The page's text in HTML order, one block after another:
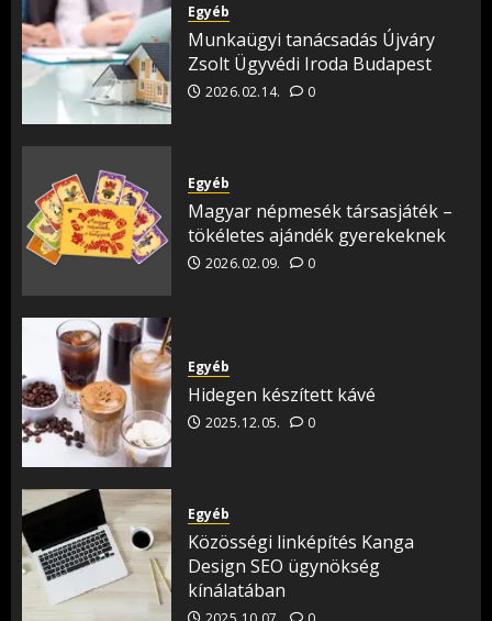
Egyéb
Munkaügyi tanácsadás Újváry
Zsolt Ügyvédi Iroda Budapest
2026.02.14. 0
Egyéb
Magyar népmesék társasjáték –
tökéletes ajándék gyerekeknek
2026.02.09. 0
Egyéb
Hidegen készített kávé
2025.12.05. 0
Egyéb
Közösségi linképítés Kanga
Design SEO ügynökség
kínálatában